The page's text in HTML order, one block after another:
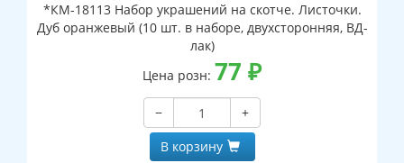
*КМ-18113 Набор украшений на скотче. Листочки.
Дуб оранжевый (10 шт. в наборе, двухсторонняя, ВД-
лак)
Цена розн: 77 ₽
−
+
В корзину